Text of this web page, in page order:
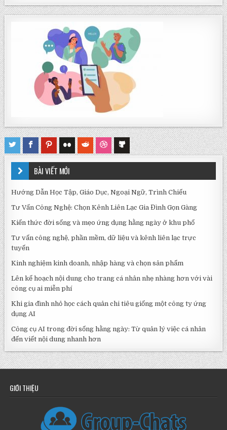
BÀI VIẾT MỚI
Hướng Dẫn Học Tập, Giáo Dục, Ngoại Ngữ, Trình Chiếu
Tư Vấn Công Nghệ: Chọn Kênh Liên Lạc Gia Đình Gọn Gàng
Kiến thức đời sống và mẹo ứng dụng hằng ngày ở khu phố
Tư vấn công nghệ, phần mềm, dữ liệu và kênh liên lạc trực
tuyến
Kinh nghiệm kinh doanh, nhập hàng và chọn sản phẩm
Lên kế hoạch nội dung cho trang cá nhân nhẹ nhàng hơn với vài
công cụ ai miễn phí
Khi gia đình nhỏ học cách quản chi tiêu giống một công ty ứng
dụng AI
Công cụ AI trong đời sống hằng ngày: Từ quản lý việc cá nhân
đến viết nội dung nhanh hơn
GIỚI THIỆU